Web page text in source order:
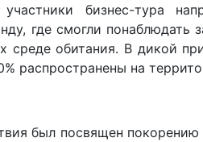
бизнес-тура
где смогли
среде обитания. В дикой
распространены на
был посвящен